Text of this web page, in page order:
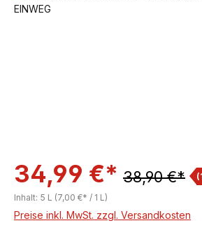
34,99 €* 38,90 €*
Inhalt: 5 L (7,00 €* / 1 L)
Preise inkl. MwSt. zzgl. Versandkosten